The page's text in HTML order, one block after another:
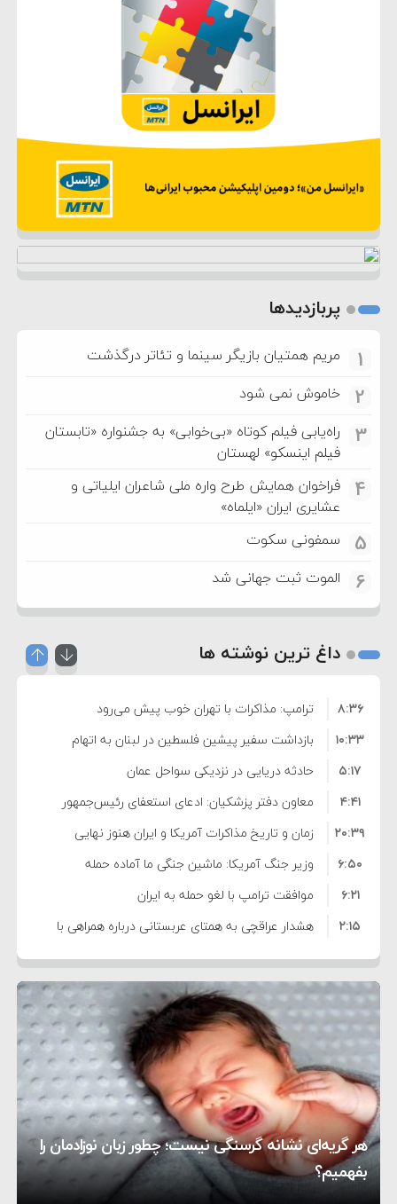
پربازدیدها
1 مریم همتیان بازیگر سینما و تئاتر درگذشت
2 خاموش نمی شود
3
راه‌یابی فیلم کوتاه «بی‌خوابی» به جشنواره «تابستان
فیلم اینسکو» لهستان
4
فراخوان همایش طرح واره ملی شاعران ایلیاتی و
عشایری ایران «ایلماه»
5 سمفونی سکوت
6 الموت ثبت جهانی شد
داغ ترین نوشته ها
ترامپ: مذاکرات با تهران خوب پیش می‌رود
۸:۳۶
بازداشت سفیر پیشین فلسطین در لبنان به اتهام
فساد و اختلاس اموال
۱۰:۳۳
حادثه دریایی در نزدیکی سواحل عمان
۵:۱۷
معاون دفتر پزشکیان: ادعای استعفای رئیس‌جمهور
واهی و کذب محض است
۴:۴۱
زمان و تاریخ مذاکرات آمریکا و ایران هنوز نهایی
نشده است
۲۰:۳۹
وزیر جنگ آمریکا: ماشین جنگی ما آماده حمله
نظامی علیه ایران است
۶:۵۰
موافقت ترامپ با لغو حمله به ایران
۶:۲۱
هشدار عراقچی به همتای عربستانی درباره همراهی با
آمریکا
۲:۱۵
مقام ارشد امنیتی: برنامه گسترده‌ای برای پاسخ به
دیوانگی آمریکا داریم
۷:۱۰
ترامپ دستور حملات جدید علیه ایران را صادر کرد
۵:۴۵
سپاه: دو نفتکش متخلف مورد اصابت قرار گرفته و
متوقف شدند
۱۲:۵۹
ترامپ مدعی توافق تاریخی برای خلع سلاح کامل
حماس شد
۸:۵۷
اعتراض عراقچی به همتای بلغارستانی به دلیل کمک
به آمریکا در حملات به ایران
۱۶:۱۹
کشورهایی که به متجاوزان کمک می کنند پاسخ
سختی خواهند گرفت
۱۰:۱۵
سنتکام پایان تجاوز جدید به ایران را اعلام کرد
۶:۰۵
هر گریه‌ای نشانه گرسنگی نیست؛ چطور زبان نوزادمان را
بفهمیم؟
تغذیه پدر می‌تواند بر سلامت نوزاد تأثیر بگذارد
روی دیگر زندگی